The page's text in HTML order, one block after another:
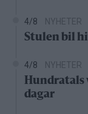
4/8 NYHETER
Stulen bil
4/8 NYHETER
Hundratals
dagar